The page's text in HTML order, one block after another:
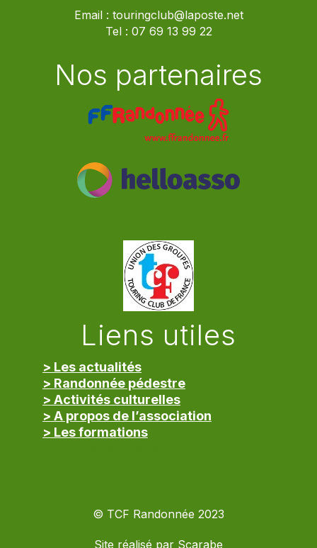
Email : touringclub@laposte.net
Tel : 07 69 13 99 22
Nos partenaires
Liens utiles
> Les actualités
> Randonnée pédestre
> Activités culturelles
> A propos de l’association
> Les formations
© TCF Randonnée 2023
Site réalisé par Scarabe